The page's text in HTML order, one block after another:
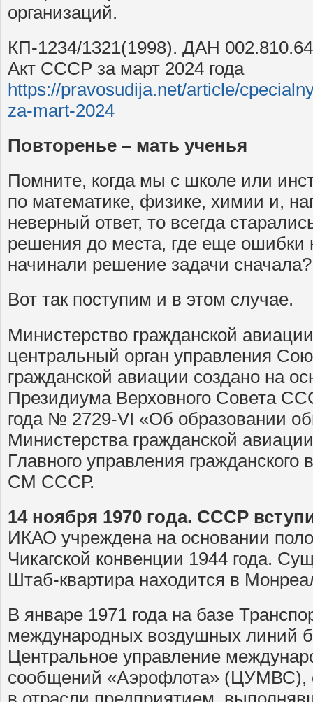
организаций.
КП-1234/1321(1998). ДАН
Акт СССР за март 2024 года
https://pravosudija.net/article/
za-mart-2024
Повторенье – мать ученья
Помните, когда мы с школе или
по математике, физике, химии и,
неверный ответ, то всегда
решения до места, где еще ошибки
начинали решение задачи сначала?
Вот так поступим и в этом случае.
Министерство гражданской
центральный орган управления
гражданской авиации создано на
Президиума Верховного Совета
года № 2729-VI «Об образовании
Министерства гражданской
Главного управления
СМ СССР.
14 ноября 1970 года. СССР
ИКАО учреждена на основании
Чикагской конвенции 1944 года.
Штаб-квартира находится в
В январе 1971 года на базе
международных воздушных линий
Центральное управление
сообщений «Аэрофлота» (ЦУМВС),